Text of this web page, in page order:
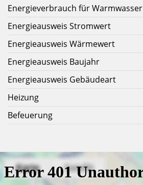
Energieverbrauch für Warmwasser
Energieausweis Stromwert
Energieausweis Wärmewert
Energieausweis Baujahr
Energieausweis Gebäudeart
Heizung
Befeuerung